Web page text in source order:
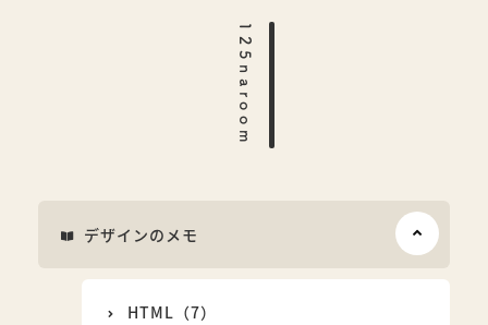
125naroom
デザインのメモ
HTML（7）